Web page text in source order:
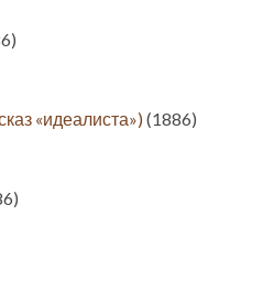
«идеалиста»)(1886)